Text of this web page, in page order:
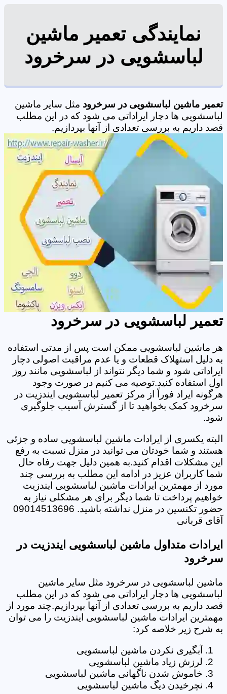
نمایندگی تعمیر ماشین
لباسشویی در سرخرود
تعمیر ماشین لباسشویی در سرخرود مثل سایر ماشین
لباسشویی ها دچار ایراداتی می شود که در این مطلب
قصد داریم به بررسی تعدادی از آنها بپردازیم.
تعمیر لباسشویی در سرخرود
هر ماشین لباسشویی ممکن است پس از مدتی استفاده
به دلیل استهلاک قطعات و یا عدم مراقبت اصولی دچار
ایراداتی شود و شما دیگر نتواند از لباسشویی مانند روز
اول استفاده کنید.توصیه می کنیم در صورت وجود
هرگونه ایراد فوراً از مرکز تعمیر لباسشویی ایندزیت در
سرخرود کمک بخواهید تا از گسترش آسیب جلوگیری
شود.
البته یکسری از ایرادات ماشین لباسشویی ساده و جزئی
هستند و شما خودتان می توانید در منزل نسبت به رفع
این مشکلات اقدام کنید.به همین دلیل جهت رفاه حال
شما کاربران عزیز در ادامه این مطلب به بررسی چند
مورد از مهمترین ایرادات ماشین لباسشویی ایندزیت
خواهیم پرداخت تا شما دیگر برای هر مشکلی نیاز به
حضور تکنسین در منزل نداشته باشید. 09014513696
آقای قربانی
ایرادات متداول ماشین لباسشویی ایندزیت در
سرخرود
ماشین لباسشویی در سرخرود مثل سایر ماشین
لباسشویی ها دچار ایراداتی می شود که در این مطلب
قصد داریم به بررسی تعدادی از آنها بپردازیم.چند مورد از
مهمترین ایرادات ماشین لباسشویی ایندزیت را می توان
به شرح زیر خلاصه کرد:
آبگیری نکردن ماشین لباسشویی
لرزش زیاد ماشین لباسشویی
خاموش شدن ناگهانی ماشین لباسشویی
نچرخیدن دیگ ماشین لباسشویی